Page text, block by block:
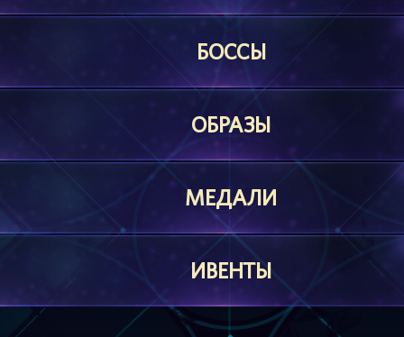
БОССЫ
ОБРАЗЫ
МЕДАЛИ
ИВЕНТЫ